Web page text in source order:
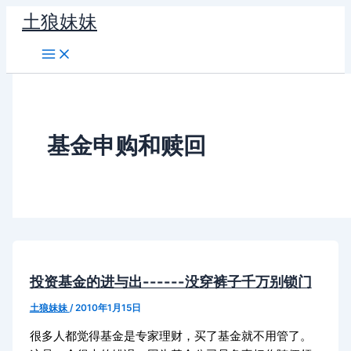
容
土狼妹妹
基金申购和赎回
投资基金的进与出------没穿裤子千万别锁门
土狼妹妹 /2010年1月15日
很多人都觉得基金是专家理财，买了基金就不用管了。